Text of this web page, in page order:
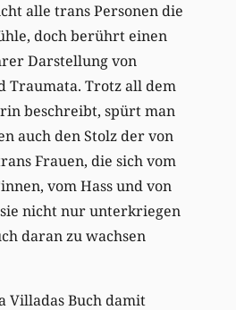
alle trans Personen die
doch berührt einen
Darstellung von
Traumata. Trotzall dem
beschreibt, spürt man
auch den Stolz dervon
Frauen, die sichvom
vomHass undvon
nicht nurunterkriegen
daran zu wachsen
Villadas Buch damit